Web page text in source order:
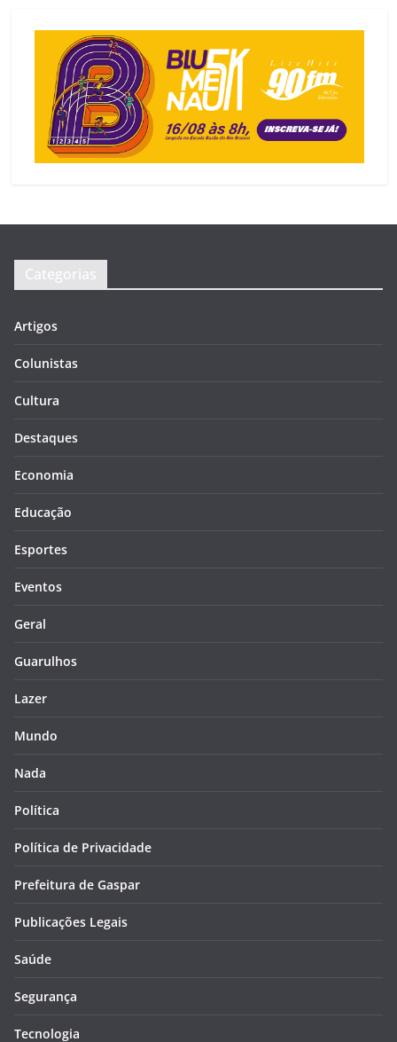
Categorias
Artigos
Colunistas
Cultura
Destaques
Economia
Educação
Esportes
Eventos
Geral
Guarulhos
Lazer
Mundo
Nada
Política
Política de Privacidade
Prefeitura de Gaspar
Publicações Legais
Saúde
Segurança
Tecnologia